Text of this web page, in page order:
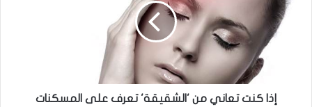
'الشقيقة'
إذا كنت تعاني من 'الشقيقة' تعرف على المسكنات